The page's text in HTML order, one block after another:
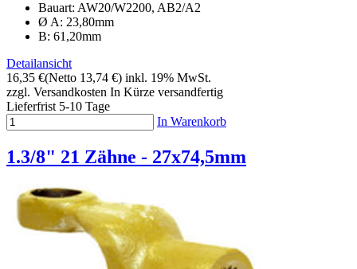
Bauart: AW20/W2200, AB2/A2
Ø A: 23,80mm
B: 61,20mm
Detailansicht
16,35 €(Netto 13,74 €) inkl. 19% MwSt.
zzgl. Versandkosten In Kürze versandfertig
Lieferfrist 5-10 Tage
In Warenkorb
1.3/8" 21 Zähne - 27x74,5mm